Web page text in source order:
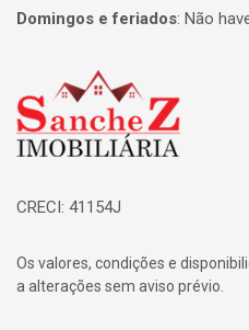
Domingos e feriados: Não
Página inicial
CRECI: 41154J
Os valores, condições e
a alterações sem aviso prévio.